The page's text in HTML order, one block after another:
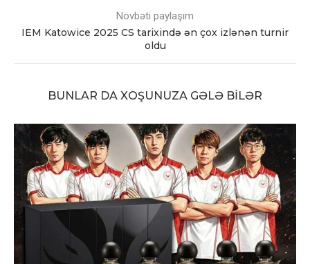
Növbəti paylaşım
IEM Katowice 2025 CS tarixində ən çox izlənən turnir
oldu
BUNLAR DA XOŞUNUZA GƏLƏ BILƏR